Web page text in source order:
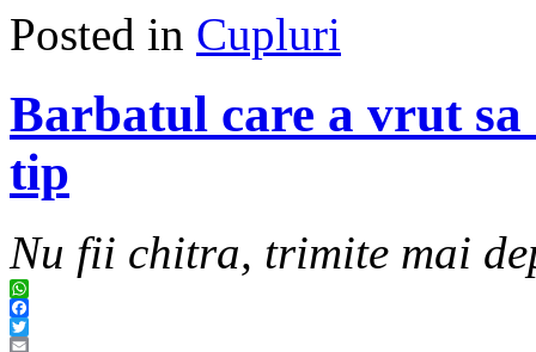
Posted in Cupluri
Barbatul care a vrut sa
tip
Nu fii chitra, trimite mai
WhatsApp
Facebook
Twitter